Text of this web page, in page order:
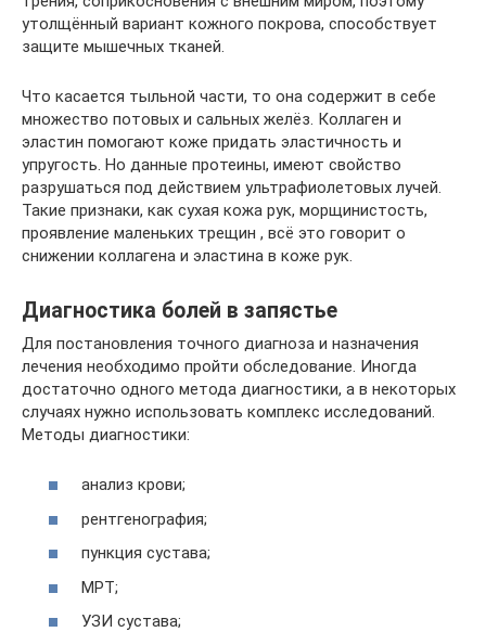
утолщённый вариант кожного покрова, способствует
защите мышечных тканей.
Что касается тыльной части, то она содержит в себе
множество потовых и сальных желёз. Коллаген и
эластин помогают коже придать эластичность и
упругость. Но данные протеины, имеют свойство
разрушаться под действием ультрафиолетовых лучей.
Такие признаки, как сухая кожа рук, морщинистость,
проявление маленьких трещин , всё это говорит о
снижении коллагена и эластина в коже рук.
Диагностика болей в запястье
Для постановления точного диагноза и назначения
лечения необходимо пройти обследование. Иногда
достаточно одного метода диагностики, а в некоторых
случаях нужно использовать комплекс исследований.
Методы диагностики:
анализ крови;
рентгенография;
пункция сустава;
МРТ;
УЗИ сустава;